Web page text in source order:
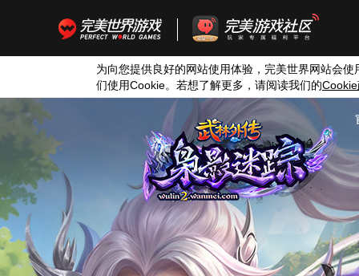
为向您提供良好的网站使用体验，完美世界网站会使
们使用Cookie。若想了解更多，请阅读我们的Cookie